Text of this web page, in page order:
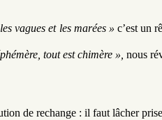
vagues et les marées » c’est un
tout est chimère », nous
de rechange : il faut lâcher